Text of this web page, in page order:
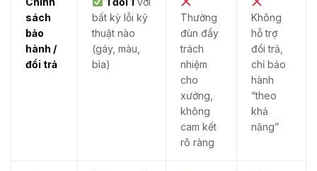
sách
bảo
hành /
đổi trả
bất kỳ lỗi kỹ
thuật nào
(gáy, màu,
bìa)
Thường
đùn đẩy
trách
nhiệm
cho
xưởng,
không
cam kết
rõ ràng
Không
hỗ trợ
đổi trả,
chỉ bảo
hành
“theo
khả
năng”